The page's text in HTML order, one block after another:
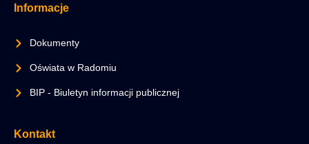
Informacje
Dokumenty
Oświata w Radomiu
BIP - Biuletyn informacji publicznej
Kontakt